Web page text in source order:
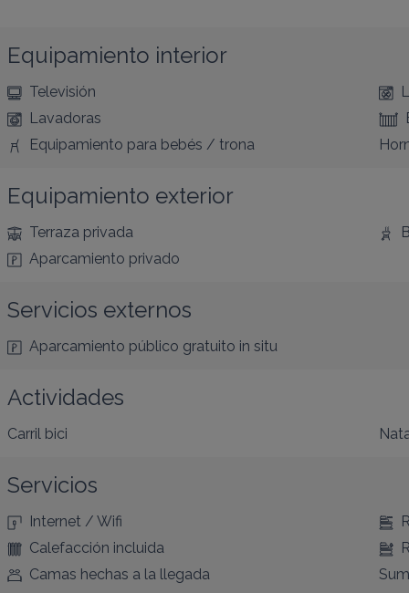
Equipamiento interior
Televisión
Lavadoras
Equipamiento para bebés / trona
Equipamiento exterior
Terraza privada
Aparcamiento privado
Servicios externos
Aparcamiento público gratuito in situ
Actividades
Carril bici
Servicios
Internet / Wifi
Calefacción incluida
Camas hechas a la llegada